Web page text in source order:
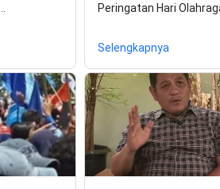
Peringatan Hari
Selengkapnya